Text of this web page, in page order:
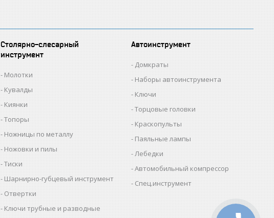
Столярно-слесарный
инструмент
Молотки
Кувалды
Киянки
Топоры
Ножницы по металлу
Ножовки и пилы
Тиски
Шарнирно-губцевый инструмент
Отвертки
Ключи трубные и разводные
Автоинструмент
Домкраты
Наборы автоинструмента
Ключи
Торцовые головки
Краскопульты
Паяльные лампы
Лебедки
Автомобильный компрессор
Спец.инструмент